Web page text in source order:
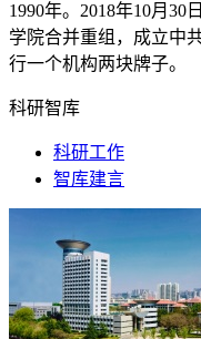
1990年。 2018年10月 30
学院合并重组，成立中
行一个机构两块牌子。
科研智库
科研工作
智库建言